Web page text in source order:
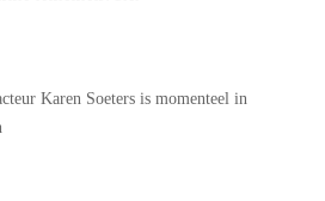
Karen Soeters is momenteel in